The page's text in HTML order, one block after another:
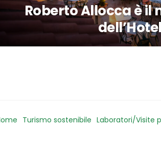
Roberto Allocca è il
Turismo sostenibile Laboratori/Visite